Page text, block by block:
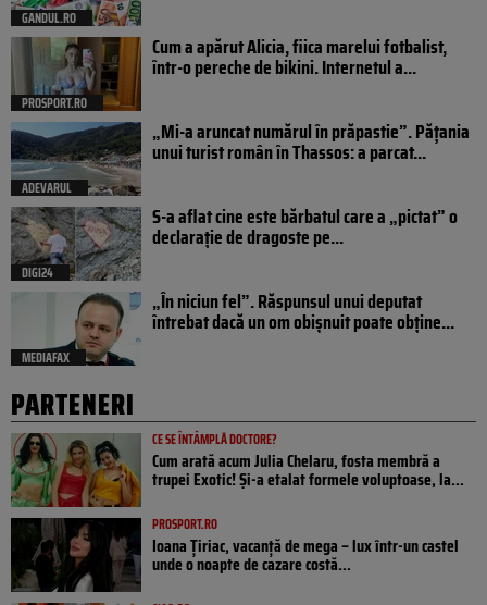
GANDUL.RO
PROSPORT.RO
Cum a apărut Alicia, fiica marelui fotbalist,
într-o pereche de bikini. Internetul a...
ADEVARUL
„Mi-a aruncat numărul în prăpastie”. Pățania
unui turist român în Thassos: a parcat...
DIGI24
S-a aflat cine este bărbatul care a „pictat” o
declarație de dragoste pe...
MEDIAFAX
„În niciun fel”. Răspunsul unui deputat
întrebat dacă un om obișnuit poate obține...
PARTENERI
CE SE ÎNTÂMPLĂ DOCTORE?
Cum arată acum Julia Chelaru, fosta membră a
trupei Exotic! Și-a etalat formele voluptoase, la...
PROSPORT.RO
Ioana Țiriac, vacanță de mega – lux într-un castel
unde o noapte de cazare costă...